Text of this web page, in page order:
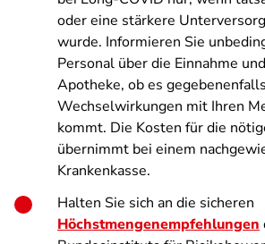
oder eine stärkere
wurde. Informieren Sie
Personal über die Einnahme
Apotheke, ob es
Wechselwirkungen mit Ihren
kommt. Die Kosten für die
übernimmt bei einem
Krankenkasse.
Halten Sie sich an die sicheren
Höchstmengenempfehlungen